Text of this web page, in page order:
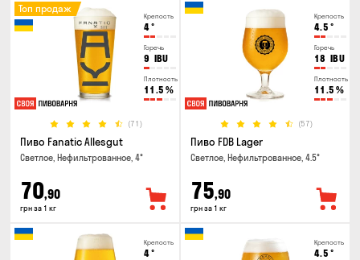
Крепость
4°
Горечь
9 IBU
Плотность
11.5 %
(71)
Топ продаж
Пиво Fanatic Allesgut
Светлое, Нефильтрованное, 4°
70,90
грн за 1 кг
Крепость
4.5 °
Горечь
18 IBU
Плотность
11.5 %
(57)
Пиво FDB Lager
Светлое, Нефильтрованное, 4.5°
75,90
грн за 1 кг
Крепость
4°
Крепость
4.5 °